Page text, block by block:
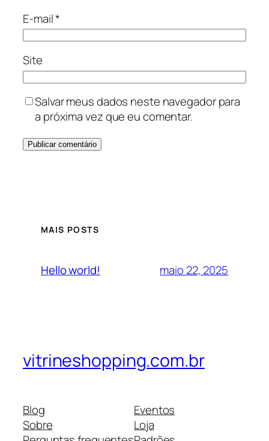
E-mail*
Site
Salvar meus dados neste navegador para
a próxima vez que eu comentar.
MAIS POSTS
Hello world! maio 22, 2025
vitrineshopping.com.br
Blog
Sobre
Eventos
Loja